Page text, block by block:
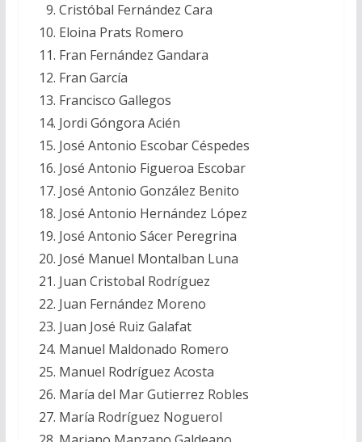
Cristóbal Fernández Cara
Eloina Prats Romero
Fran Fernández Gandara
Fran García
Francisco Gallegos
Jordi Góngora Acién
José Antonio Escobar Céspedes
José Antonio Figueroa Escobar
José Antonio González Benito
José Antonio Hernández López
José Antonio Sácer Peregrina
José Manuel Montalban Luna
Juan Cristobal Rodríguez
Juan Fernández Moreno
Juan José Ruiz Galafat
Manuel Maldonado Romero
Manuel Rodríguez Acosta
María del Mar Gutierrez Robles
María Rodríguez Noguerol